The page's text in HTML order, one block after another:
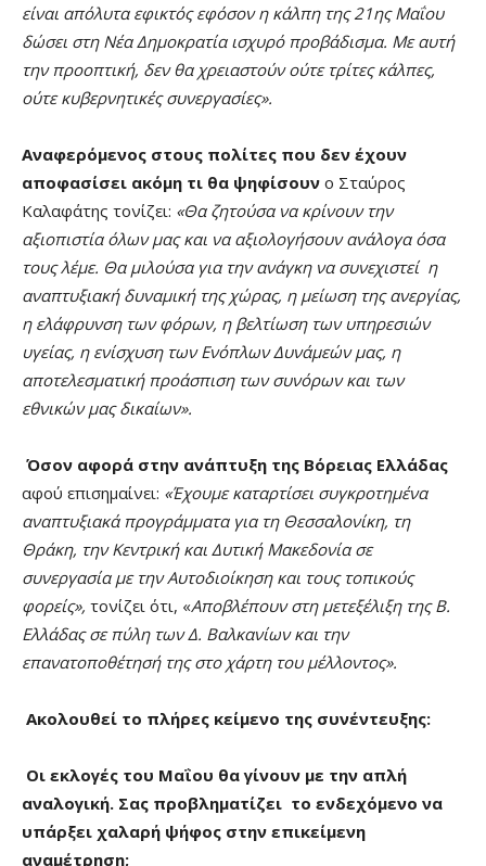
είναι απόλυτα εφικτός εφόσον η κάλπη της 21ης Μαΐου
δώσει στη Νέα Δημοκρατία ισχυρό προβάδισμα. Με αυτή
την προοπτική, δεν θα χρειαστούν ούτε τρίτες κάλπες,
ούτε κυβερνητικές συνεργασίες».
Αναφερόμενος στους πολίτες που δεν έχουν
αποφασίσει ακόμη τι θα ψηφίσουν ο Σταύρος
Καλαφάτης τονίζει: «Θα ζητούσα να κρίνουν την
αξιοπιστία όλων μας και να αξιολογήσουν ανάλογα όσα
τους λέμε. Θα μιλούσα για την ανάγκη να συνεχιστεί η
αναπτυξιακή δυναμική της χώρας, η μείωση της ανεργίας,
η ελάφρυνση των φόρων, η βελτίωση των υπηρεσιών
υγείας, η ενίσχυση των Ενόπλων Δυνάμεών μας, η
αποτελεσματική προάσπιση των συνόρων και των
εθνικών μας δικαίων».
Όσον αφορά στην ανάπτυξη της Βόρειας Ελλάδας
αφού επισημαίνει: «Έχουμε καταρτίσει συγκροτημένα
αναπτυξιακά προγράμματα για τη Θεσσαλονίκη, τη
Θράκη, την Κεντρική και Δυτική Μακεδονία σε
συνεργασία με την Αυτοδιοίκηση και τους τοπικούς
φορείς», τονίζει ότι, «Αποβλέπουν στη μετεξέλιξη της Β.
Ελλάδας σε πύλη των Δ. Βαλκανίων και την
επανατοποθέτησή της στο χάρτη του μέλλοντος».
Ακολουθεί το πλήρες κείμενο της συνέντευξης:
Οι εκλογές του Μαΐου θα γίνουν με την απλή
αναλογική. Σας προβληματίζει το ενδεχόμενο να
υπάρξει χαλαρή ψήφος στην επικείμενη
αναμέτρηση;